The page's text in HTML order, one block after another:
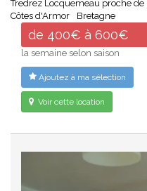
Tredrez Locquemeau proche de
Côtes d'Armor
Bretagne
de 400€ à 600€
la semaine selon saison
Ajoutez à ma sélection
Voir cette location